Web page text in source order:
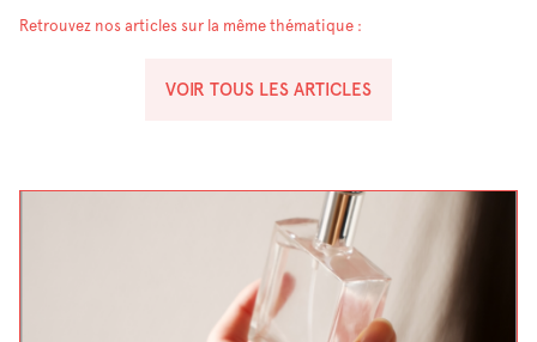
Retrouvez nos articles sur la même thématique :
VOIR TOUS LES ARTICLES